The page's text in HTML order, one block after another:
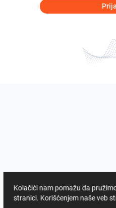
Kolačići nam pomažu da
stranici. Korišćenjem naše veb